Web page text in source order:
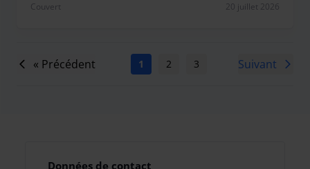
Couvert 20 juillet 2026
« Précédent 1 2 3 5
Suivant
Données de contact